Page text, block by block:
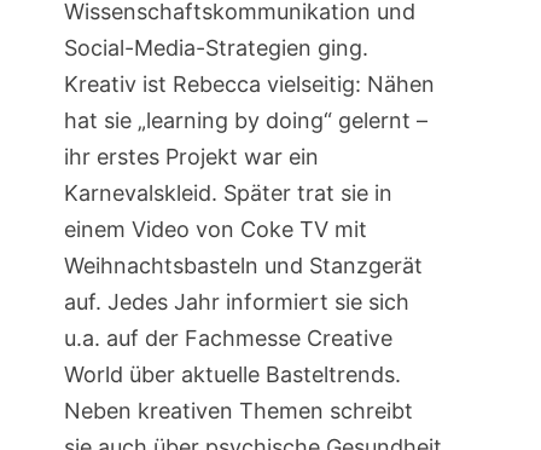
Wissenschaftskommunikation und
Social-Media-Strategien ging.
Kreativ ist Rebecca vielseitig: Nähen
hat sie „learning by doing“ gelernt –
ihr erstes Projekt war ein
Karnevalskleid. Später trat sie in
einem Video von Coke TV mit
Weihnachtsbasteln und Stanzgerät
auf. Jedes Jahr informiert sie sich
u.a. auf der Fachmesse Creative
World über aktuelle Basteltrends.
Neben kreativen Themen schreibt